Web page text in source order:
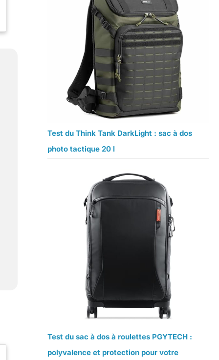
Test du Think Tank DarkLight : sac à dos
photo tactique 20 l
Test du sac à dos à roulettes PGYTECH :
polyvalence et protection pour votre